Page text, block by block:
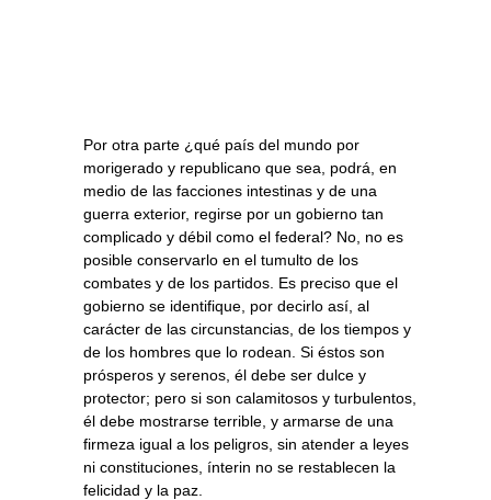
Por otra parte ¿qué país del mundo por
morigerado y republicano que sea, podrá, en
medio de las facciones intestinas y de una
guerra exterior, regirse por un gobierno tan
complicado y débil como el federal? No, no es
posible conservarlo en el tumulto de los
combates y de los partidos. Es preciso que el
gobierno se identifique, por decirlo así, al
carácter de las circunstancias, de los tiempos y
de los hombres que lo rodean. Si éstos son
prósperos y serenos, él debe ser dulce y
protector; pero si son calamitosos y turbulentos,
él debe mostrarse terrible, y armarse de una
firmeza igual a los peligros, sin atender a leyes
ni constituciones, ínterin no se restablecen la
felicidad y la paz.